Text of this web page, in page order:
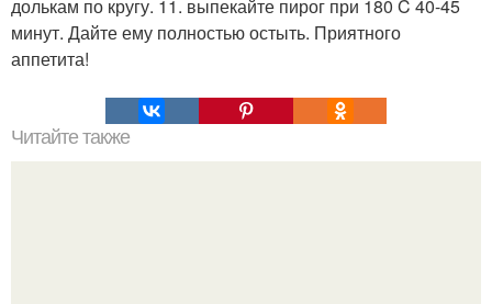
долькам по кругу. 11. выпекайте пирог при 180 C 40-45
минут. Дайте ему полностью остыть. Приятного
аппетита!
Читайте также